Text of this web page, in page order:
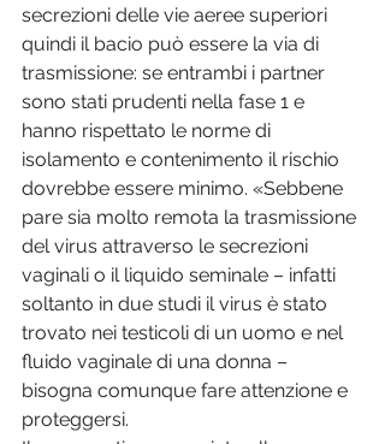
secrezioni delle vie aeree superiori
quindi il bacio può essere la via di
trasmissione: se entrambi i partner
sono stati prudenti nella fase 1 e
hanno rispettato le norme di
isolamento e contenimento il rischio
dovrebbe essere minimo. «Sebbene
pare sia molto remota la trasmissione
del virus attraverso le secrezioni
vaginali o il liquido seminale – infatti
soltanto in due studi il virus è stato
trovato nei testicoli di un uomo e nel
fluido vaginale di una donna –
bisogna comunque fare attenzione e
proteggersi.